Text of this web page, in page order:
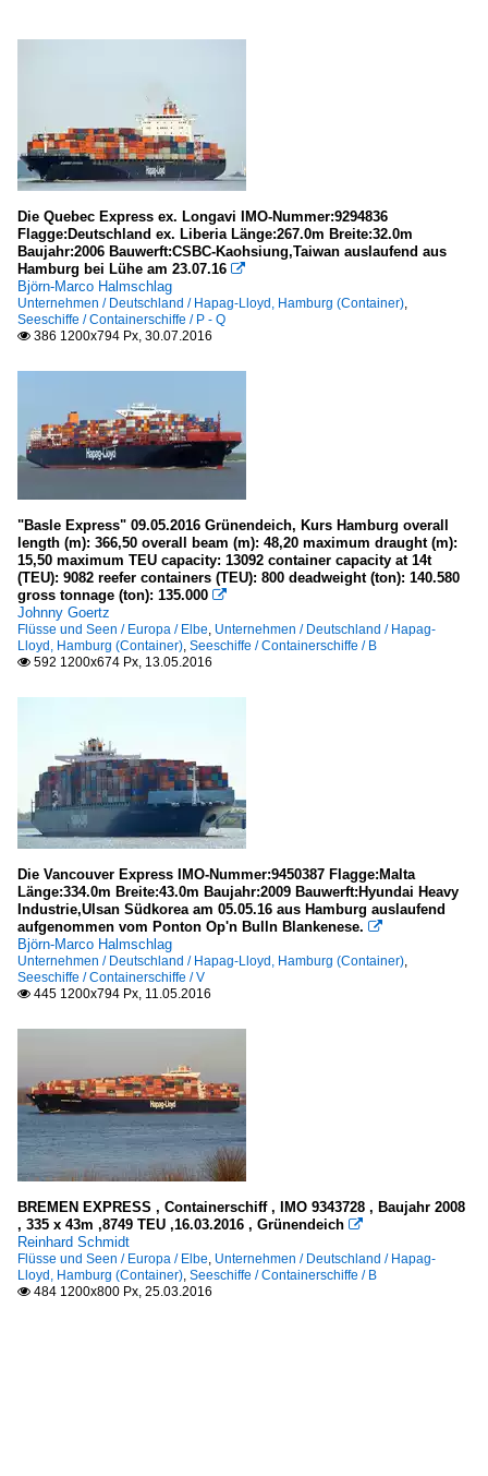
Die Quebec Express ex. Longavi IMO-Nummer:9294836
Flagge:Deutschland ex. Liberia Länge:267.0m Breite:32.0m
Baujahr:2006 Bauwerft:CSBC-Kaohsiung,Taiwan auslaufend aus
Hamburg bei Lühe am 23.07.16 
Björn-Marco Halmschlag
Unternehmen / Deutschland / Hapag-Lloyd, Hamburg (Container),
Seeschiffe / Containerschiffe / P - Q
 386 1200x794 Px, 30.07.2016
"Basle Express" 09.05.2016 Grünendeich, Kurs Hamburg overall
length (m): 366,50 overall beam (m): 48,20 maximum draught (m):
15,50 maximum TEU capacity: 13092 container capacity at 14t
(TEU): 9082 reefer containers (TEU): 800 deadweight (ton): 140.580
gross tonnage (ton): 135.000 
Johnny Goertz
Flüsse und Seen / Europa / Elbe, Unternehmen / Deutschland / Hapag-
Lloyd, Hamburg (Container), Seeschiffe / Containerschiffe / B
 592 1200x674 Px, 13.05.2016
Die Vancouver Express IMO-Nummer:9450387 Flagge:Malta
Länge:334.0m Breite:43.0m Baujahr:2009 Bauwerft:Hyundai Heavy
Industrie,Ulsan Südkorea am 05.05.16 aus Hamburg auslaufend
aufgenommen vom Ponton Op'n Bulln Blankenese. 
Björn-Marco Halmschlag
Unternehmen / Deutschland / Hapag-Lloyd, Hamburg (Container),
Seeschiffe / Containerschiffe / V
 445 1200x794 Px, 11.05.2016
BREMEN EXPRESS , Containerschiff , IMO 9343728 , Baujahr 2008
, 335 x 43m ,8749 TEU ,16.03.2016 , Grünendeich 
Reinhard Schmidt
Flüsse und Seen / Europa / Elbe, Unternehmen / Deutschland / Hapag-
Lloyd, Hamburg (Container), Seeschiffe / Containerschiffe / B
 484 1200x800 Px, 25.03.2016